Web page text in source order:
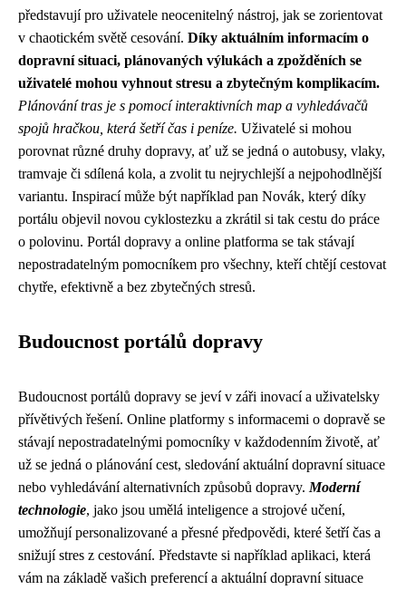
představují pro uživatele neocenitelný nástroj, jak se zorientovat
v chaotickém světě cesování. Díky aktuálním informacím o
dopravní situaci, plánovaných výlukách a zpožděních se
uživatelé mohou vyhnout stresu a zbytečným komplikacím.
Plánování tras je s pomocí interaktivních map a vyhledávačů
spojů hračkou, která šetří čas i peníze. Uživatelé si mohou
porovnat různé druhy dopravy, ať už se jedná o autobusy, vlaky,
tramvaje či sdílená kola, a zvolit tu nejrychlejší a nejpohodlnější
variantu. Inspirací může být například pan Novák, který díky
portálu objevil novou cyklostezku a zkrátil si tak cestu do práce
o polovinu. Portál dopravy a online platforma se tak stávají
nepostradatelným pomocníkem pro všechny, kteří chtějí cestovat
chytře, efektivně a bez zbytečných stresů.
Budoucnost portálů dopravy
Budoucnost portálů dopravy se jeví v záři inovací a uživatelsky
přívětivých řešení. Online platformy s informacemi o dopravě se
stávají nepostradatelnými pomocníky v každodenním životě, ať
už se jedná o plánování cest, sledování aktuální dopravní situace
nebo vyhledávání alternativních způsobů dopravy. Moderní
technologie, jako jsou umělá inteligence a strojové učení,
umožňují personalizované a přesné předpovědi, které šetří čas a
snižují stres z cestování. Představte si například aplikaci, která
vám na základě vašich preferencí a aktuální dopravní situace